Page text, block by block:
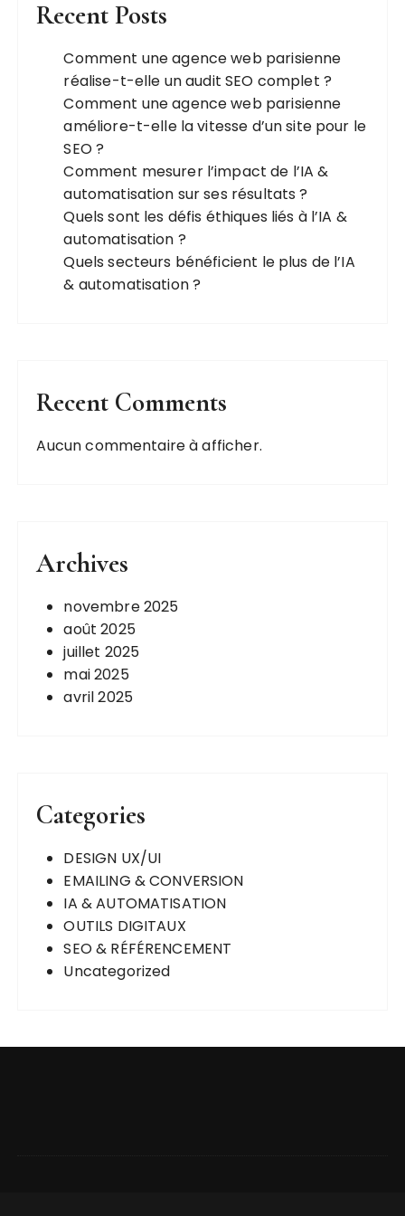
Recent Posts
Comment une agence web parisienne
réalise-t-elle un audit SEO complet ?
Comment une agence web parisienne
améliore-t-elle la vitesse d’un site pour le
SEO ?
Comment mesurer l’impact de l’IA &
automatisation sur ses résultats ?
Quels sont les défis éthiques liés à l’IA &
automatisation ?
Quels secteurs bénéficient le plus de l’IA
& automatisation ?
Recent Comments
Aucun commentaire à afficher.
Archives
novembre 2025
août 2025
juillet 2025
mai 2025
avril 2025
Categories
DESIGN UX/UI
EMAILING & CONVERSION
IA & AUTOMATISATION
OUTILS DIGITAUX
SEO & RÉFÉRENCEMENT
Uncategorized